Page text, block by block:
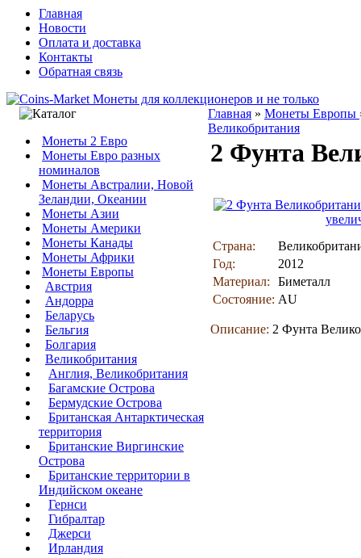
Главная
Новости
Оплата и доставка
Контакты
Обратная связь
Монеты 2 Евро
Монеты Евро разных
номиналов
Монеты Австралии, Новой
Зеландии, Океании
Монеты Азии
Монеты Америки
Монеты Канады
Монеты Африки
Монеты Европы
Австрия
Андорра
Беларусь
Бельгия
Болгария
Великобритания
Англия, Великобритания
Багамские Острова
Бермудские Острова
Британская Антарктическая
территория
Британские Виргинские
Острова
Британские территории в
Индийском океане
Гернси
Гибралтар
Джерси
Ирландия
Главная » Монеты Европы
Великобритания
2 Фунта
Страна:
Год:
2012
Материал:
Биметалл
Состояние: AU
Описание: 2 Фунта